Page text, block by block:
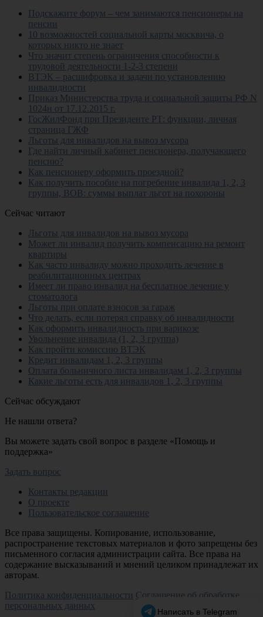
Подскажите форум – чем занимаются пенсионеры на
пенсии
10 возможностей социальной карты москвича, о
которых никто не знает
Что значит степень ограничения способности к
трудовой деятельности 1-2-3 степени
ВТЭК – расшифровка и задачи по установлению
инвалидности
Приказ Министерства труда и социальной защиты РФ N
1024н от 17.12.2015 г.
ГосЖилФонд при Президенте РТ: функции, личная
страница ГЖФ
Льготы для инвалидов на вывоз мусора
Где найти личный кабинет пенсионера, получающего
пенсию?
Как пенсионеру оформить проездной?
Как получить пособие на погребение инвалида 1, 2, 3
группы, ВОВ: суммы выплат льгот на похороны
Сейчас читают
Льготы для инвалидов на вывоз мусора
Может ли инвалид получить компенсацию на ремонт
квартиры
Как часто инвалиду можно проходить лечение в
реабилитационных центрах
Имеет ли право инвалид на бесплатное лечение у
стоматолога
Льготы при оплате взносов за гараж
Что делать, если потерял справку об инвалидности
Как оформить инвалидность при варикозе
Увольнение инвалида (1, 2, 3 группа)
Как пройти комиссию ВТЭК
Кредит инвалидам 1, 2, 3 группы
Оплата больничного листа инвалидам 1, 2, 3 группы
Какие льготы есть для инвалидов 1, 2, 3 группы
Сейчас обсуждают
Не нашли ответа?
Вы можете задать свой вопрос в разделе «Помощь и
поддержка»
Задать вопрос
Контакты редакции
О проекте
Пользовательское соглашение
Все права защищены. Копирование, использование,
распространение текстовых материалов и фото запрещены без
письменного согласия администрации сайта. Все права на
содержание высказываний и мнений целиком принадлежат их
авторам.
Политика конфиденциальности Соглашение об обработке
персональных данных